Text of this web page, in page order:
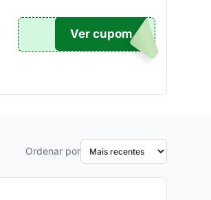
TICO
Ver cupom
Ordenar por